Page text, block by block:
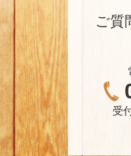
ご質
受